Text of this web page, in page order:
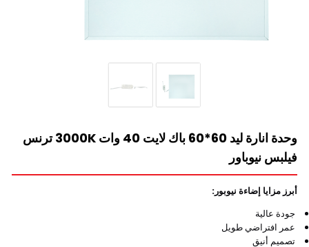
وحدة انارة ليد 60*60 باك لايت 40 وات 3000K ترنس
فيلبس نيوباور
أبرز مزايا إضاءة نيوبور:
جودة عالية
عمر افتراضي طويل
تصميم أنيق